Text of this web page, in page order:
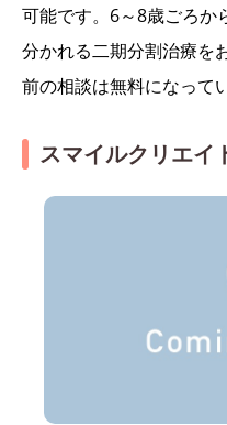
可能です。6～8歳ごろか
分かれる二期分割治療を
前の相談は無料になって
スマイルクリエイ